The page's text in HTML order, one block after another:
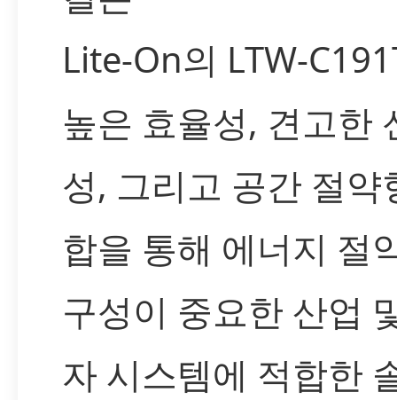
Lite-On의 LTW-
높은 효율성, 견고한
성, 그리고 공간 절약
합을 통해 에너지 절
구성이 중요한 산업
자 시스템에 적합한